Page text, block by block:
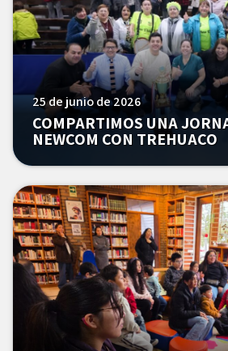
25 de junio de 2026
COMPARTIMOS UNA
NEWCOM CON TREHUACO